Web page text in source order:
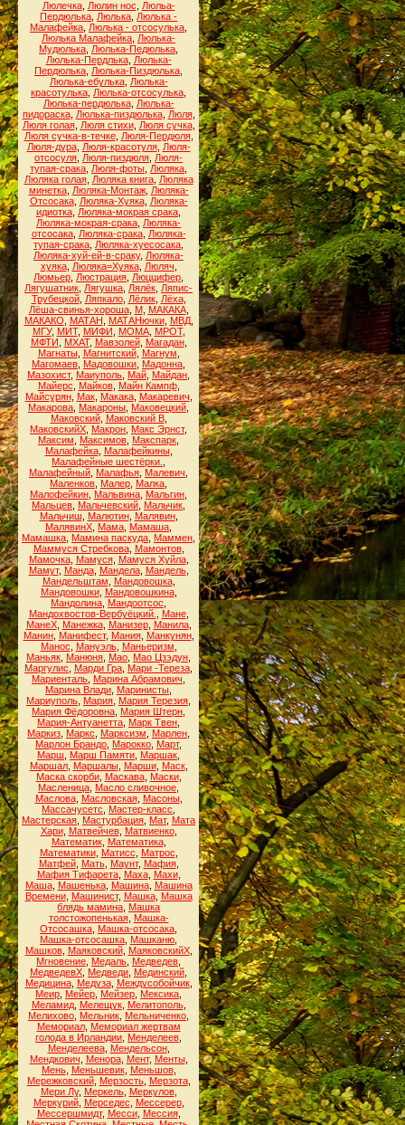
Люлечка, Люлин нос
Люльа-
Пердюлька Люлька Люлька -
Малафейка Люлька - отсосулька
Люлька Малафейка Люлька-
Мудюлька Люлька-Педюлька
Люлька-Пердлька, Люлька-
Пердюлька Люлька-Пиздюлька
Люлька-ебулька, Люлька-
красотулька Люлька-отсосулька
Люлька-пердюлька, Люлька-
пидораска, Люлька-пиздюлька, Люля,
Люля голая, Люля стихи, Люля сучка,
Люля сучка-в-течке, Люля-Пердюля,
Люля-дура, Люля-красотуля, Люля-
отсосуля Люля-пиздюля Люля-
тупая-срака Люля-фоты Люляка
Люляка голая, Люляка книга, Люляка
минетка, Люляка-Монтаж, Люляка-
Отсосака, Люляка-Хуяка, Люляка-
идиотка Люляка-мокрая срака
Люляка-мокрая-срака Люляка-
отсосака, Люляка-срака, Люляка-
тупая-срака Люляка-хуесосака
Люляка-хуй-ей-в-сраку, Люляка-
хуяка, Люляка=Хуяка, Люляч
Люмьер Люстрация Люццифер
Лягушатник Лягушка Лялёк Ляпис-
Трубецкой, Ляпкало, Лёлик, Лёха,
Лёша-свинья-хороша, М, МАКАКА,
МАКАКО
МАТАН МАТАНючки, МВД,
МГУ, МИТ, МИФИ МОМА, МРОТ,
МФТИ
МХАТ, Мавзолей, Магадан,
Магнаты, Магнитский, Магнум
Магомаев Мадовошки Мадонна
Мазохист, Маиуполь Май Майдан
Майерс
Майков, Майн Кампф,
Майсурян, Мак, Макака, Макаревич
Макарова Макароны Маковецкий
Маковский, Маковский В,
МаковскийХ Макрон Макс Эрнст,
Максим
Максимов Макспарк
Малафейка, Малафейкины,
Малафейные шестёрки.
Малафейный Малафья Малевич
Маленков Малер Малка
Малофейкин Мальвина Мальгин
Мальцев Мальчевский Мальчик
Мальчиш
Малютин, Малявин,
МалявинХ Мама Мамаша
Мамашка Мамина паскуда Маммен
Маммуся Стребкова, Мамонтов,
Мамочка, Мамуся, Мамуся Хуйла,
Мамут, Манда, Мандела, Мандель,
Мандельштам
Мандовошка,
Мандовошки, Мандовошкина,
Мандолина Мандоотсос
Мандохвостов-Вербуёцкий.
Мане,
МанеХ, Манежка, Манизер, Манила,
Манин, Манифест, Мания, Манкунян,
Манос
Мануэль, Маньеризм
Маньяк Манюня Мао Мао Цзэдун
Маргулис
Марди Гра Мари -Тереза
Мариенталь Марина Абрамович
Марина Влади Маринисты
Мариуполь Мария Мария Терезия
Мария Фёдоровна Мария Штерн
Мария-Антуанетта Марк Твен
Маркиз Маркс Марксизм Марлен
Марлон Брандо Марокко Март,
Марш
Марш Памяти Маршак
Маршал, Маршалы, Марши, Маск,
Маска скорби, Маскава, Маски,
Масленица Масло сливочное
Маслова, Масловская, Масоны,
Массачусетс
Мастер-класс
Мастерская Мастурбация Мат, Мата
Хари, Матвейчев, Матвиенко,
Математик, Математика,
Математики, Матисс Матрос
Матфей, Мать, Маунт, Мафия,
Мафия Тифарета, Маха, Махи,
Маша, Машенька, Машина, Машина
Времени, Машинист, Машка, Машка
блядь мамина Машка
толстожопенькая, Машка-
Отсосашка Машка-отсосака
Машка-отсосашка Машканю
Машков, Маяковский, МаяковскийХ,
Мгновение Медаль Медведев
МедведевХ Медведи Мединский
Медицина, Медуза, Междусобойчик,
Меир Мейер Мейзер Мексика
Меламид, Мелещук, Мелитополь,
Мелихово Мельник Мельниченко
Мемориал, Мемориал жертвам
голода в Ирландии Менделеев
Менделеева, Мендельсон,
Мендкович
Менора, Мент, Менты,
Мень, Меньшевик, Меньшов,
Мережковский, Мерзость, Мерзота,
Мери Лу, Меркель, Меркулов,
Меркурий, Мерседес Мессерер,
Мессершмидт, Месси, Мессия,